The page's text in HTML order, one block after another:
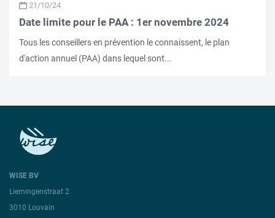
21/10/24
Date limite pour le PAA : 1er novembre 2024
Tous les conseillers en prévention le connaissent, le plan
d'action annuel (PAA) dans lequel sont...
WISE BV
Liemingenstraat 2
3010 Louvain